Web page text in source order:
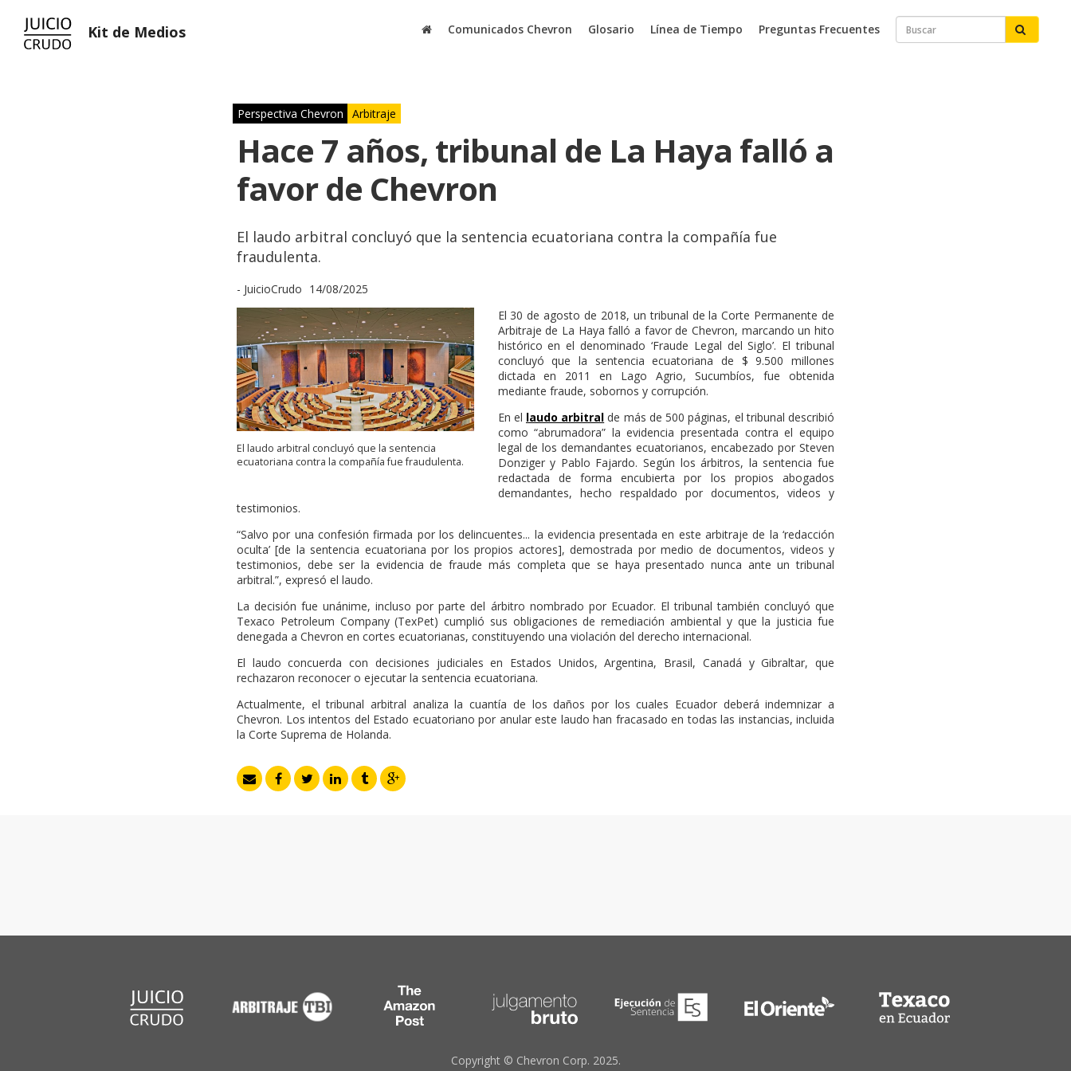
Kit de Medios Comunicados Chevron Glosario Línea de Tiempo Preguntas Frecuentes
Perspectiva Chevron Arbitraje
Hace 7 años, tribunal de La Haya falló a
favor de Chevron
El laudo arbitral concluyó que la sentencia ecuatoriana contra la compañía fue
fraudulenta.
- JuicioCrudo 14/08/2025
El laudo arbitral concluyó que la sentencia
ecuatoriana contra la compañía fue fraudulenta.
El 30 de agosto de 2018, un tribunal de la Corte Permanente de
Arbitraje de La Haya falló a favor de Chevron, marcando un hito
histórico en el denominado ‘Fraude Legal del Siglo’. El tribunal
concluyó que la sentencia ecuatoriana de $ 9.500 millones
dictada en 2011 en Lago Agrio, Sucumbíos, fue obtenida
mediante fraude, sobornos y corrupción.
En el laudo arbitral de más de 500 páginas, el tribunal describió
como “abrumadora” la evidencia presentada contra el equipo
legal de los demandantes ecuatorianos, encabezado por Steven
Donziger y Pablo Fajardo. Según los árbitros, la sentencia fue
redactada de forma encubierta por los propios abogados
demandantes, hecho respaldado por documentos, videos y
testimonios.
“Salvo por una confesión firmada por los delincuentes... la evidencia presentada en este arbitraje de la ‘redacción
oculta’ [de la sentencia ecuatoriana por los propios actores], demostrada por medio de documentos, videos y
testimonios, debe ser la evidencia de fraude más completa que se haya presentado nunca ante un tribunal
arbitral.”, expresó el laudo.
La decisión fue unánime, incluso por parte del árbitro nombrado por Ecuador. El tribunal también concluyó que
Texaco Petroleum Company (TexPet) cumplió sus obligaciones de remediación ambiental y que la justicia fue
denegada a Chevron en cortes ecuatorianas, constituyendo una violación del derecho internacional.
El laudo concuerda con decisiones judiciales en Estados Unidos, Argentina, Brasil, Canadá y Gibraltar, que
rechazaron reconocer o ejecutar la sentencia ecuatoriana.
Actualmente, el tribunal arbitral analiza la cuantía de los daños por los cuales Ecuador deberá indemnizar a
Chevron. Los intentos del Estado ecuatoriano por anular este laudo han fracasado en todas las instancias, incluida
la Corte Suprema de Holanda.
Copyright © Chevron Corp. 2025.